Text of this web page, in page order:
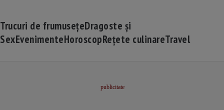
Trucuri de frumusețeDragoste și
SexEvenimenteHoroscopRețete culinareTravel